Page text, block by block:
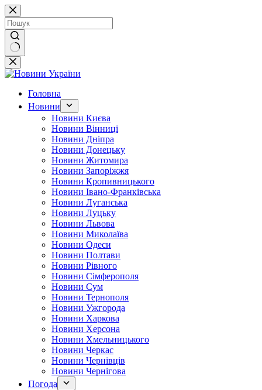
Перейти
до
вмісту
Немає
результатів
Головна
Новини
Новини Києва
Новини Вінниці
Новини Дніпра
Новини Донецьку
Новини Житомира
Новини Запоріжжя
Новини Кропивницького
Новини Івано-Франківська
Новини Луганська
Новини Луцьку
Новини Львова
Новини Миколаїва
Новини Одеси
Новини Полтави
Новини Рівного
Новини Сімферополя
Новини Сум
Новини Тернополя
Новини Ужгорода
Новини Харкова
Новини Херсона
Новини Хмельницького
Новини Черкас
Новини Чернівців
Новини Чернігова
Погода